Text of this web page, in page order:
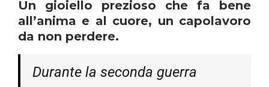
Un gioiello prezioso che fa bene
all’anima e al cuore, un capolavoro
da non perdere.
Durante la seconda guerra